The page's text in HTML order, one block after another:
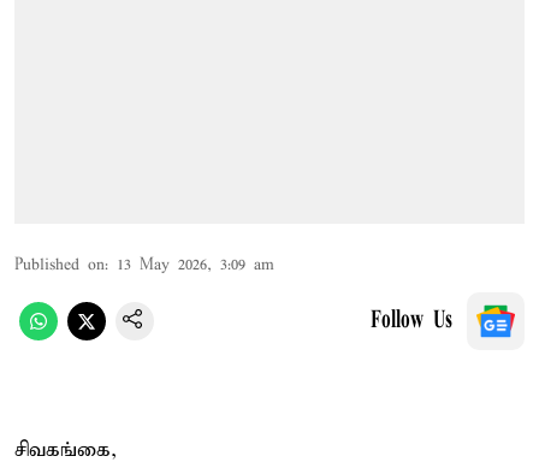
Published on: 13 May 2026, 3:09 am
Follow Us
சிவகங்கை,